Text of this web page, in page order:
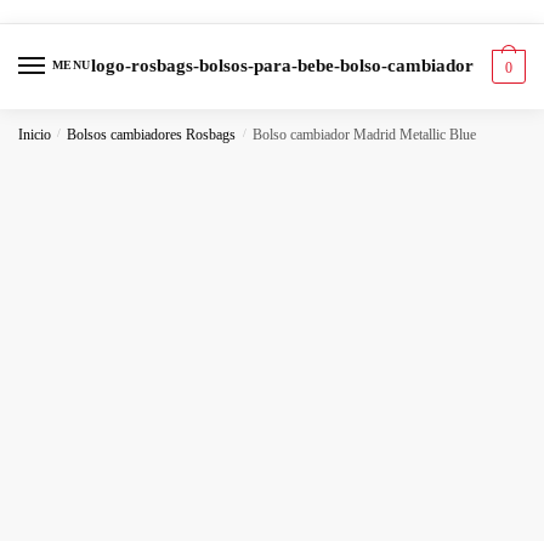
navigation
contentMENU 0
Inicio / Bolsos cambiadores Rosbags / Bolso cambiador Madrid Metallic Blue